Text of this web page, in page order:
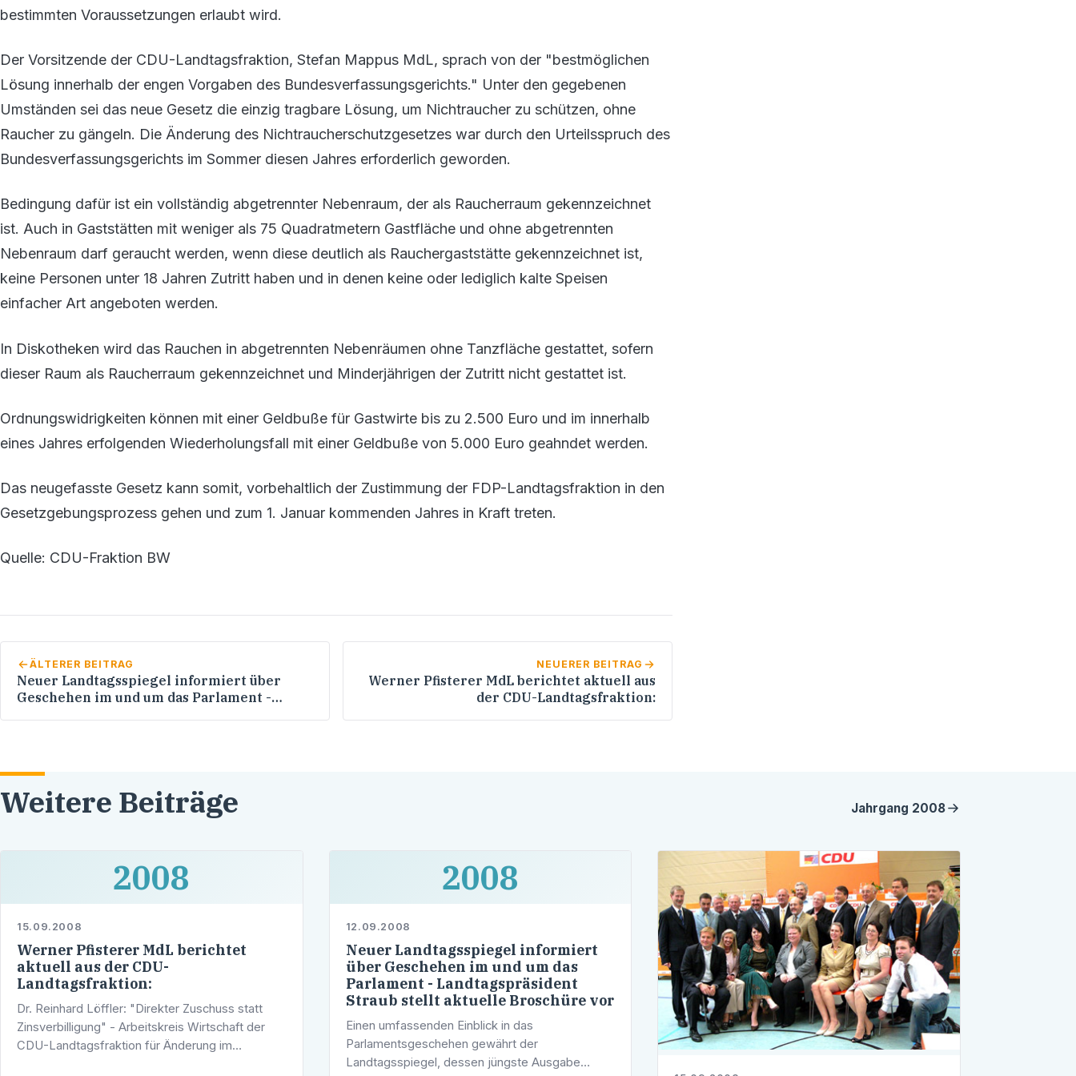
bestimmten Voraussetzungen erlaubt wird.
Der Vorsitzende der CDU-Landtagsfraktion, Stefan Mappus MdL, sprach von der "bestmöglichen
Lösung innerhalb der engen Vorgaben des Bundesverfassungsgerichts." Unter den gegebenen
Umständen sei das neue Gesetz die einzig tragbare Lösung, um Nichtraucher zu schützen, ohne
Raucher zu gängeln. Die Änderung des Nichtraucherschutzgesetzes war durch den Urteilsspruch des
Bundesverfassungsgerichts im Sommer diesen Jahres erforderlich geworden.
Bedingung dafür ist ein vollständig abgetrennter Nebenraum, der als Raucherraum gekennzeichnet
ist. Auch in Gaststätten mit weniger als 75 Quadratmetern Gastfläche und ohne abgetrennten
Nebenraum darf geraucht werden, wenn diese deutlich als Rauchergaststätte gekennzeichnet ist,
keine Personen unter 18 Jahren Zutritt haben und in denen keine oder lediglich kalte Speisen
einfacher Art angeboten werden.
In Diskotheken wird das Rauchen in abgetrennten Nebenräumen ohne Tanzfläche gestattet, sofern
dieser Raum als Raucherraum gekennzeichnet und Minderjährigen der Zutritt nicht gestattet ist.
Ordnungswidrigkeiten können mit einer Geldbuße für Gastwirte bis zu 2.500 Euro und im innerhalb
eines Jahres erfolgenden Wiederholungsfall mit einer Geldbuße von 5.000 Euro geahndet werden.
Das neugefasste Gesetz kann somit, vorbehaltlich der Zustimmung der FDP-Landtagsfraktion in den
Gesetzgebungsprozess gehen und zum 1. Januar kommenden Jahres in Kraft treten.
Quelle: CDU-Fraktion BW
ÄLTERER BEITRAG
Neuer Landtagsspiegel informiert über
Geschehen im und um das Parlament -
NEUERER BEITRAG
Werner Pfisterer MdL berichtet aktuell aus
der CDU-Landtagsfraktion:
Weitere Beiträge Jahrgang 2008
2008
15.09.2008
Werner Pfisterer MdL berichtet
aktuell aus der CDU-
Landtagsfraktion:
Dr. Reinhard Löffler: "Direkter Zuschuss statt
Zinsverbilligung" - Arbeitskreis Wirtschaft der
CDU-Landtagsfraktion für Änderung im
2008
12.09.2008
Neuer Landtagsspiegel informiert
über Geschehen im und um das
Parlament - Landtagspräsident
Straub stellt aktuelle Broschüre vor
Einen umfassenden Einblick in das
Parlamentsgeschehen gewährt der
Landtagsspiegel, dessen jüngste Ausgabe